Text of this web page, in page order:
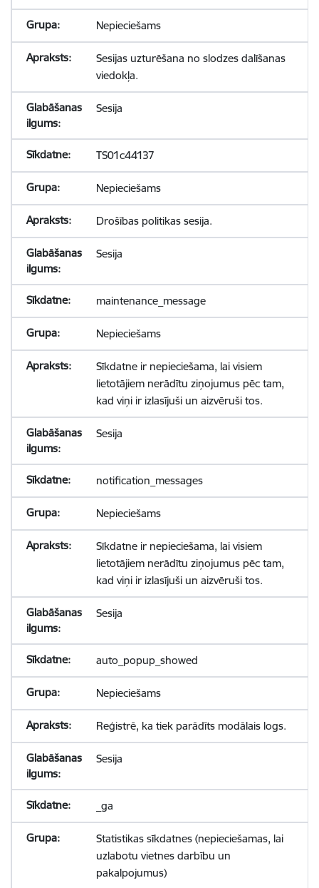
Nepieciešams
Sesijas uzturēšana no slodzes dalīšanas
viedokļa.
Sesija
TS01c44137
Nepieciešams
Drošības politikas sesija.
Sesija
maintenance_message
Nepieciešams
Sīkdatne ir nepieciešama, lai visiem
lietotājiem nerādītu ziņojumus pēc tam,
kad viņi ir izlasījuši un aizvēruši tos.
Sesija
notification_messages
Nepieciešams
Sīkdatne ir nepieciešama, lai visiem
lietotājiem nerādītu ziņojumus pēc tam,
kad viņi ir izlasījuši un aizvēruši tos.
Sesija
auto_popup_showed
Nepieciešams
Reģistrē, ka tiek parādīts modālais logs.
Sesija
_ga
Statistikas sīkdatnes (nepieciešamas, lai
uzlabotu vietnes darbību un
pakalpojumus)